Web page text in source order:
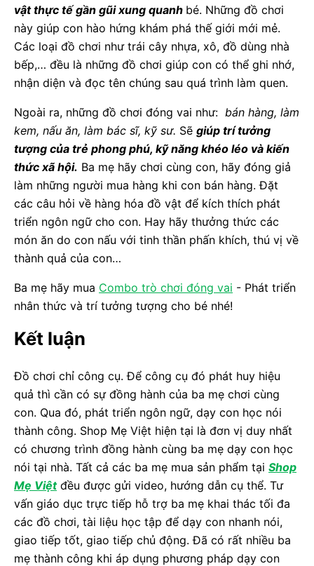
vật thực tế gần gũi xung quanh bé. Những đồ chơi
này giúp con hào hứng khám phá thế giới mới mẻ.
Các loại đồ chơi như trái cây nhựa, xô, đồ dùng nhà
bếp,… đều là những đồ chơi giúp con có thể ghi nhớ,
nhận diện và đọc tên chúng sau quá trình làm quen.
Ngoài ra, những đồ chơi đóng vai như: bán hàng, làm
kem, nấu ăn, làm bác sĩ, kỹ sư. Sẽ giúp trí tưởng
tượng của trẻ phong phú, kỹ năng khéo léo và kiến
thức xã hội. Ba mẹ hãy chơi cùng con, hãy đóng giả
làm những người mua hàng khi con bán hàng. Đặt
các câu hỏi về hàng hóa đồ vật để kích thích phát
triển ngôn ngữ cho con. Hay hãy thưởng thức các
món ăn do con nấu với tinh thần phấn khích, thú vị về
thành quả của con…
Ba mẹ hãy mua Combo trò chơi đóng vai - Phát triển
nhân thức và trí tưởng tượng cho bé nhé!
Kết luận
Đồ chơi chỉ công cụ. Để công cụ đó phát huy hiệu
quả thì cần có sự đồng hành của ba mẹ chơi cùng
con. Qua đó, phát triển ngôn ngữ, dạy con học nói
thành công. Shop Mẹ Việt hiện tại là đơn vị duy nhất
có chương trình đồng hành cùng ba mẹ dạy con học
nói tại nhà. Tất cả các ba mẹ mua sản phẩm tại Shop
Mẹ Việtđều được gửi video, hướng dẫn cụ thể. Tư
vấn giáo dục trực tiếp hỗ trợ ba mẹ khai thác tối đa
các đồ chơi, tài liệu học tập để dạy con nhanh nói,
giao tiếp tốt, giao tiếp chủ động. Đã có rất nhiều ba
mẹ thành công khi áp dụng phương pháp dạy con